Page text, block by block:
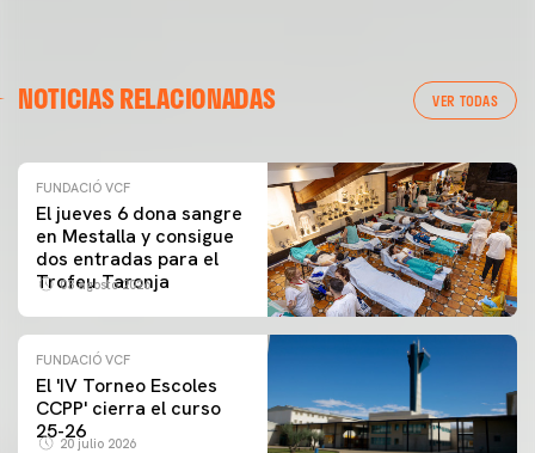
NOTICIAS RELACIONADAS VER TODAS
FUNDACIÓ VCF
El jueves 6 dona sangre
en Mestalla y consigue
dos entradas para el
Trofeu Taronja
03 agosto 2026
FUNDACIÓ VCF
El 'IV Torneo Escoles
CCPP' cierra el curso
25-26
20 julio 2026